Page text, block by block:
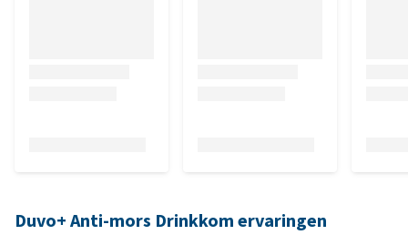
Duvo+ Anti-mors Drinkkom ervaringen